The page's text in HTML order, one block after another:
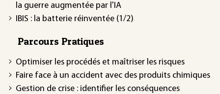
la guerre augmentée par l'IA
IBIS : la batterie réinventée (1/2)
Parcours Pratiques
Optimiser les procédés et maîtriser les risques
Faire face à un accident avec des produits chimiques
Gestion de crise : identifier les conséquences